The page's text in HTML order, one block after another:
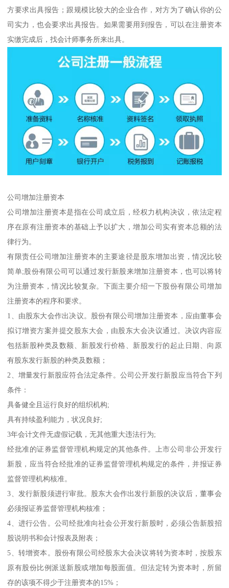
方要求出具报告；跟规模比较大的企业合作，对方为了确认你的公
司实力，也会要求出具报告。如果需要用到报告，可以在注册资本
实缴完成后，找会计师事务所来出具。
公司增加注册资本
公司增加注册资本是指在公司成立后，经权力机构决议，依法定程
序在原有注册资本的基础上予以扩大，增加公司实有资本总额的法
律行为。
有限责任公司增加注册资本的主要途径是股东增加出资，情况比较
简单;股份有限公司可以通过发行新股来增加注册资本，也可以将转
为注册资本，情况比较复杂。下面主要介绍一下股份有限公司增加
注册资本的程序和要求。
1、由股东大会作出决议。股份有限公司增加注册资本，应由董事会
拟订增资方案并提交股东大会，由股东大会决议通过。决议内容应
包括新股种类及数额、新股发行价格、新股发行的起止日期、向原
有股东发行新股的种类及数额；
2、增量发行新股应符合法定条件。公司公开发行新股应当符合下列
条件：
具备健全且运行良好的组织机构;
具有持续盈利能力，状况良好;
3年会计文件无虚假记载，无其他重大违法行为;
经批准的证券监督管理机构规定的其他条件。上市公司非公开发行
新股，应当符合经批准的证券监督管理机构规定的条件，并报证券
监督管理机构核准。
3、发行新股须进行审批。股东大会作出发行新股的决议后，董事会
必须报证券监督管理机构核准；
4、进行公告。公司经批准向社会公开发行新股时，必须公告新股招
股说明书和会计报表及附表；
5、转增资本。股份有限公司经股东大会决议将转为资本时，按股东
原有股份比例派送新股或增加每股面值。但法定转为资本时，所留
存的该项不得少于注册资本的15%；